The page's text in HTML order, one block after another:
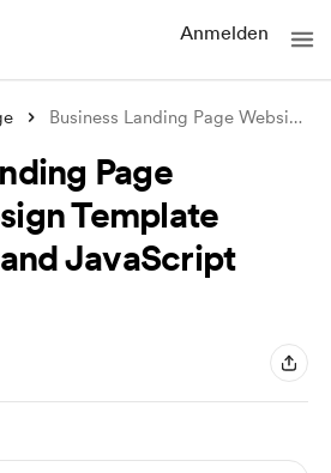
Anmelden
Business Landing Page Website Design Tem
Page
Template
JavaScript